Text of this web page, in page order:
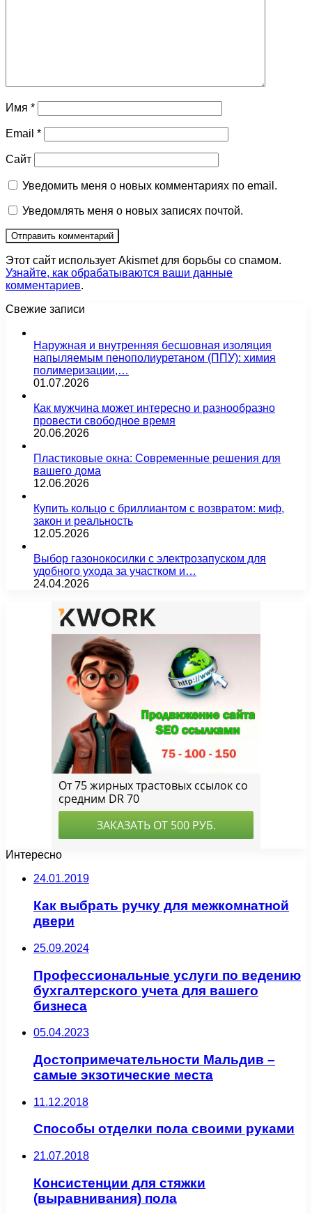
Имя *
Email *
Сайт
Уведомить меня о новых комментариях по email.
Уведомлять меня о новых записях почтой.
Этот сайт использует Akismet для борьбы со спамом.
Узнайте, как обрабатываются ваши данные
комментариев.
Свежие записи
Наружная и внутренняя бесшовная изоляция
напыляемым пенополиуретаном (ППУ): химия
полимеризации,…
01.07.2026
Как мужчина может интересно и разнообразно
провести свободное время
20.06.2026
Пластиковые окна: Современные решения для
вашего дома
12.06.2026
Купить кольцо с бриллиантом с возвратом: миф,
закон и реальность
12.05.2026
Выбор газонокосилки с электрозапуском для
удобного ухода за участком и…
24.04.2026
Интересно
24.01.2019
Как выбрать ручку для межкомнатной
двери
25.09.2024
Профессиональные услуги по ведению
бухгалтерского учета для вашего
бизнеса
05.04.2023
Достопримечательности Мальдив –
самые экзотические места
11.12.2018
Способы отделки пола своими руками
21.07.2018
Консистенции для стяжки
(выравнивания) пола